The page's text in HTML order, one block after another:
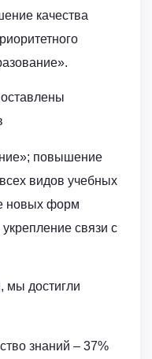
качества
повышение
видов учебных
новых форм
связи с
мы достигли
знаний – 37%